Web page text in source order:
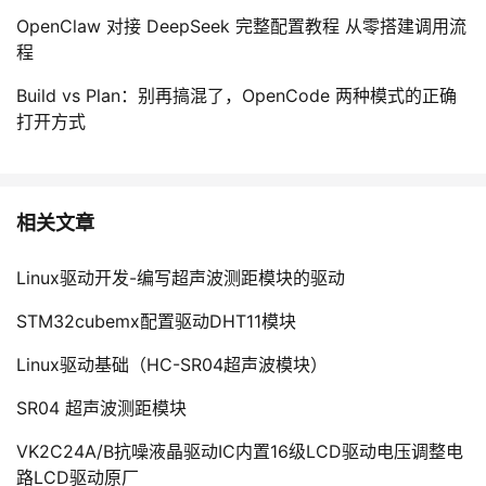
OpenClaw 对接 DeepSeek 完整配置教程 从零搭建调用流
程
Build vs Plan：别再搞混了，OpenCode 两种模式的正确
打开方式
相关文章
Linux驱动开发-编写超声波测距模块的驱动
STM32cubemx配置驱动DHT11模块
Linux驱动基础（HC-SR04超声波模块）
SR04 超声波测距模块
VK2C24A/B抗噪液晶驱动IC内置16级LCD驱动电压调整电
路LCD驱动原厂